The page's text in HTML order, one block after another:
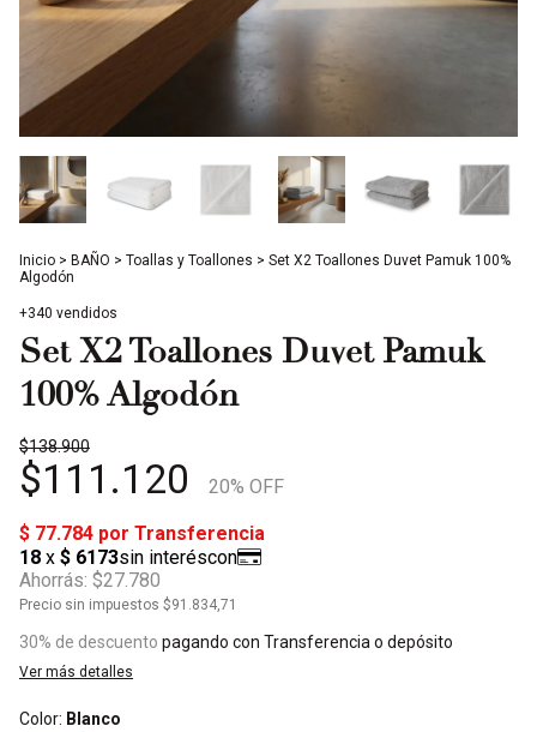
Inicio > BAÑO > Toallas y Toallones > Set X2 Toallones Duvet Pamuk 100%
Algodón
+340 vendidos
Set X2 Toallones Duvet Pamuk
100% Algodón
$138.900
$111.120 20% OFF
Ahorrás: $27.780
Precio sin impuestos $91.834,71
30% de descuento pagando con Transferencia o depósito
Ver más detalles
Color: Blanco